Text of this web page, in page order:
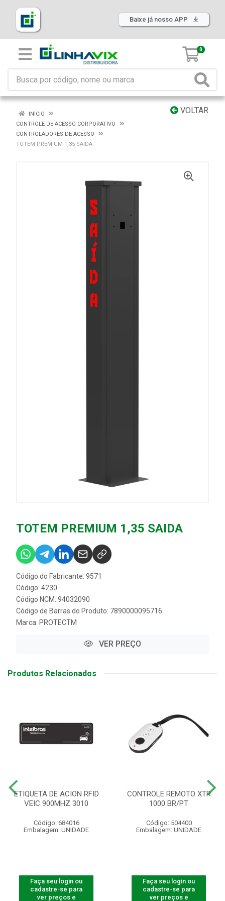
Baixe já nosso APP
0
VOLTAR
INÍCIO
CONTROLE DE ACESSO CORPORATIVO
CONTROLADORES DE ACESSO
TOTEM PREMIUM 1,35 SAIDA
TOTEM PREMIUM 1,35 SAIDA
Código do Fabricante: 9571
Código: 4230
Código NCM: 94032090
Código de Barras do Produto: 7890000095716
Marca: PROTECTM
VER PREÇO
Produtos Relacionados
ETIQUETA DE ACION RFID
VEIC 900MHZ 3010
Código: 684016
Embalagem: UNIDADE
Faça seu login ou
cadastre-se para
ver preços e
CONTROLE REMOTO XTR
1000 BR/PT
Código: 504400
Embalagem: UNIDADE
Faça seu login ou
cadastre-se para
ver preços e